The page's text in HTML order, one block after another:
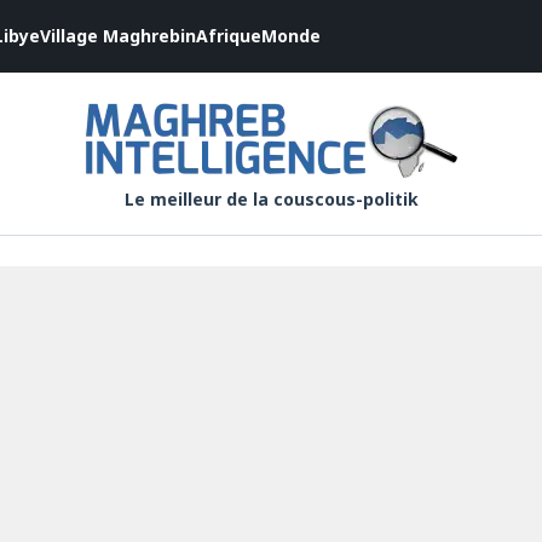
Village MaghrebinAfriqueMonde
Le meilleur de la couscous-politik